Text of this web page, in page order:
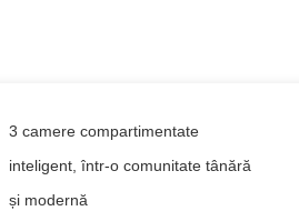
3 camere compartimentate
inteligent, într-o comunitate tânără
și modernă